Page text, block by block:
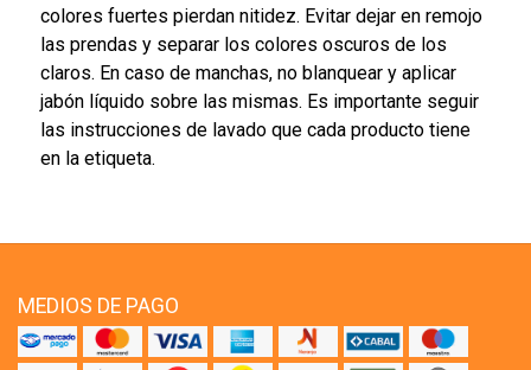
colores fuertes pierdan nitidez. Evitar dejar en remojo
las prendas y separar los colores oscuros de los
claros. En caso de manchas, no blanquear y aplicar
jabón líquido sobre las mismas. Es importante seguir
las instrucciones de lavado que cada producto tiene
en la etiqueta.
MEDIOS DE PAGO